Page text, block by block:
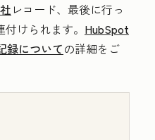
レコード、最後に行っ
けられます。 HubSpot
録についての詳細をご